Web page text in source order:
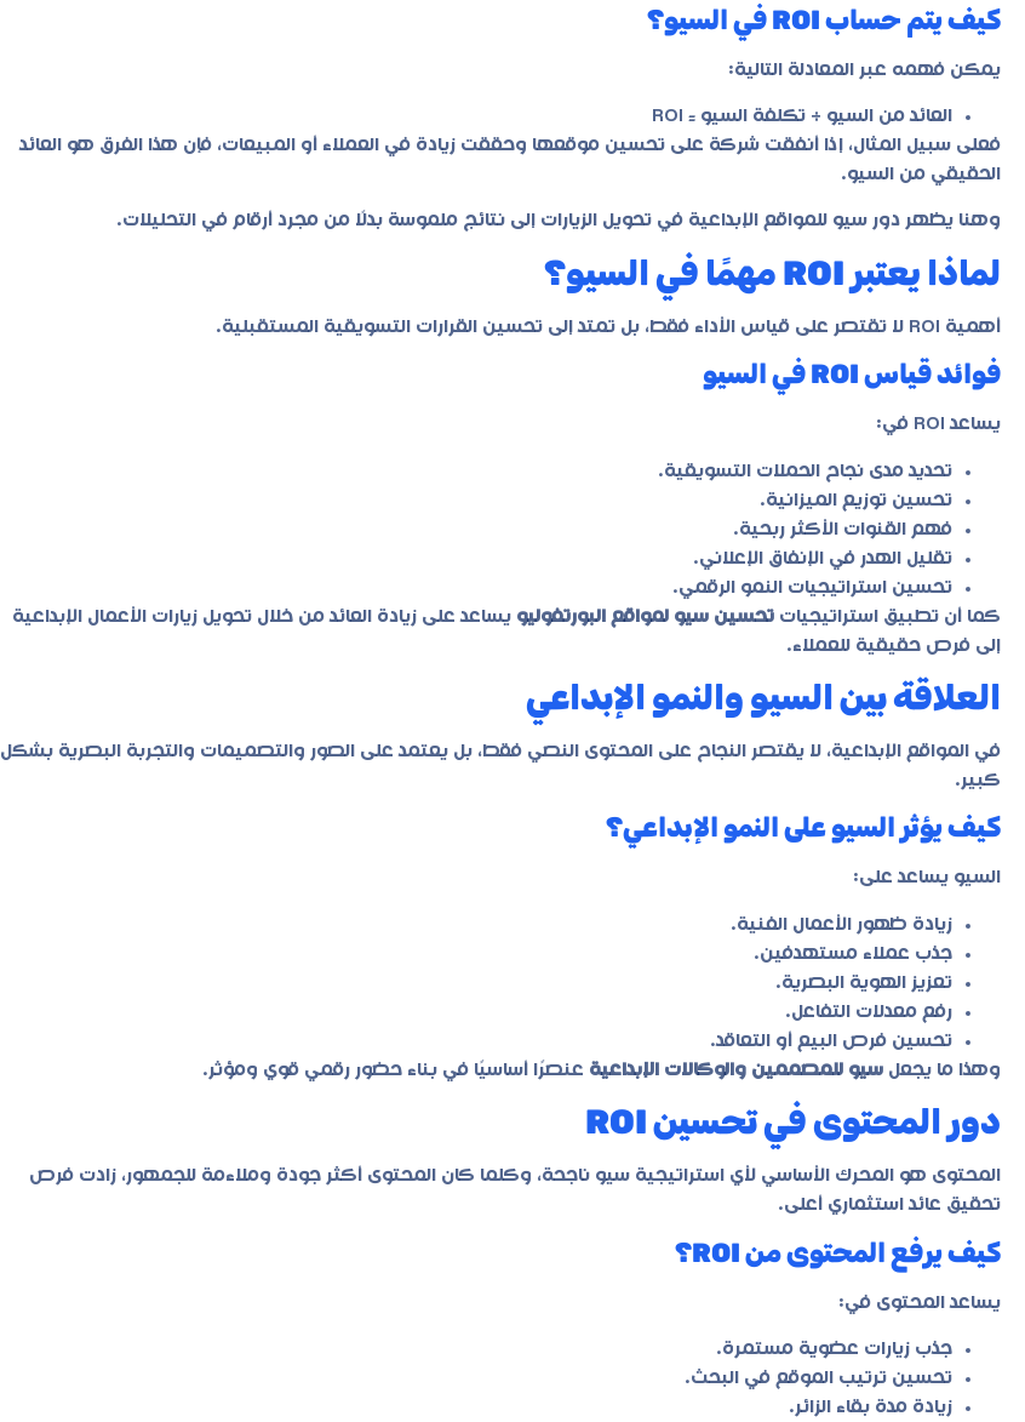
كيف يتم حساب ROI في السيو؟
يمكن فهمه عبر المعادلة التالية:
العائد من السيو ÷ تكلفة السيو = ROI
فعلى سبيل المثال، إذا أنفقت شركة على تحسين موقعها وحققت زيادة في العملاء أو المبيعات، فإن هذا الفرق هو العائد
الحقيقي من السيو.
وهنا يظهر دور سيو للمواقع الإبداعية في تحويل الزيارات إلى نتائج ملموسة بدلًا من مجرد أرقام في التحليلات.
لماذا يعتبر ROI مهمًا في السيو؟
أهمية ROI لا تقتصر على قياس الأداء فقط، بل تمتد إلى تحسين القرارات التسويقية المستقبلية.
فوائد قياس ROI في السيو
يساعد ROI في:
تحديد مدى نجاح الحملات التسويقية.
تحسين توزيع الميزانية.
فهم القنوات الأكثر ربحية.
تقليل الهدر في الإنفاق الإعلاني.
تحسين استراتيجيات النمو الرقمي.
كما أن تطبيق استراتيجيات تحسين سيو لمواقع البورتفوليو يساعد على زيادة العائد من خلال تحويل زيارات الأعمال الإبداعية
إلى فرص حقيقية للعملاء.
العلاقة بين السيو والنمو الإبداعي
في المواقع الإبداعية، لا يقتصر النجاح على المحتوى النصي فقط، بل يعتمد على الصور والتصميمات والتجربة البصرية بشكل
كبير.
كيف يؤثر السيو على النمو الإبداعي؟
السيو يساعد على:
زيادة ظهور الأعمال الفنية.
جذب عملاء مستهدفين.
تعزيز الهوية البصرية.
رفع معدلات التفاعل.
تحسين فرص البيع أو التعاقد.
وهذا ما يجعل سيو للمصممين والوكالات الإبداعية عنصرًا أساسيًا في بناء حضور رقمي قوي ومؤثر.
دور المحتوى في تحسين ROI
المحتوى هو المحرك الأساسي لأي استراتيجية سيو ناجحة، وكلما كان المحتوى أكثر جودة وملاءمة للجمهور، زادت فرص
تحقيق عائد استثماري أعلى.
كيف يرفع المحتوى من ROI؟
يساعد المحتوى في:
جذب زيارات عضوية مستمرة.
تحسين ترتيب الموقع في البحث.
زيادة مدة بقاء الزائر.